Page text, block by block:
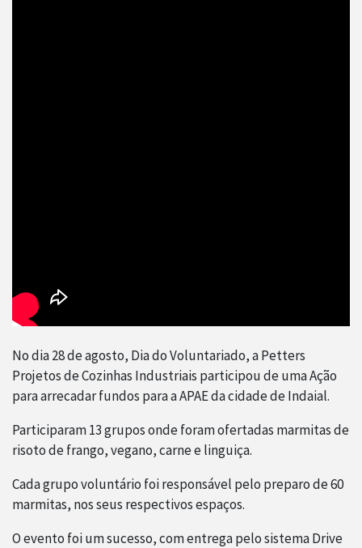
No dia 28 de agosto, Dia do Voluntariado, a Petters
Projetos de Cozinhas Industriais participou de uma Ação
para arrecadar fundos para a APAE da cidade de Indaial.
Participaram 13 grupos onde foram ofertadas marmitas de
risoto de frango, vegano, carne e linguiça.
Cada grupo voluntário foi responsável pelo preparo de 60
marmitas, nos seus respectivos espaços.
O evento foi um sucesso, com entrega pelo sistema Drive